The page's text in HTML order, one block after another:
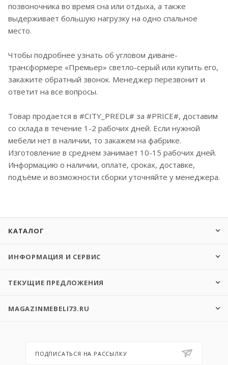
позвоночника во время сна или отдыха, а также
выдерживает большую нагрузку на одно спальное
место.
Чтобы подробнее узнать об угловом диване-
трансформере «Премьер» светло-серый или купить его,
закажите обратный звонок. Менеджер перезвонит и
ответит на все вопросы.
Товар продается в #CITY_PREDL# за #PRICE#, доставим
со склада в течение 1-2 рабочих дней. Если нужной
мебели нет в наличии, то закажем на фабрике.
Изготовление в среднем занимает 10-15 рабочих дней.
Информацию о наличии, оплате, сроках, доставке,
подъёме и возможности сборки уточняйте у менеджера.
КАТАЛОГ
ИНФОРМАЦИЯ И СЕРВИС
ТЕКУЩИЕ ПРЕДЛОЖЕНИЯ
MAGAZINMEBELI73.RU
ПОДПИСАТЬСЯ НА РАССЫЛКУ